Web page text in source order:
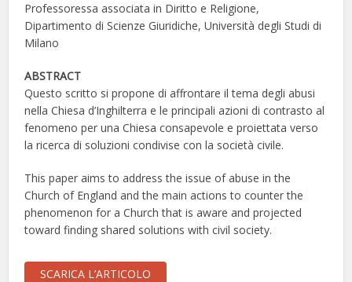
Professoressa associata in Diritto e Religione,
Dipartimento di Scienze Giuridiche, Università degli Studi di
Milano
ABSTRACT
Questo scritto si propone di affrontare il tema degli abusi
nella Chiesa d’Inghilterra e le principali azioni di contrasto al
fenomeno per una Chiesa consapevole e proiettata verso
la ricerca di soluzioni condivise con la società civile.
This paper aims to address the issue of abuse in the
Church of England and the main actions to counter the
phenomenon for a Church that is aware and projected
toward finding shared solutions with civil society.
SCARICA L’ARTICOLO